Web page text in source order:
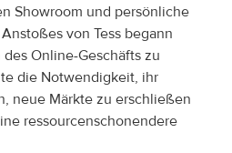
Showroom und persönliche
von Tess begann
Online-Geschäfts zu
die Notwendigkeit, ihr
neue Märkte zu erschließen
ressourcenschonendere